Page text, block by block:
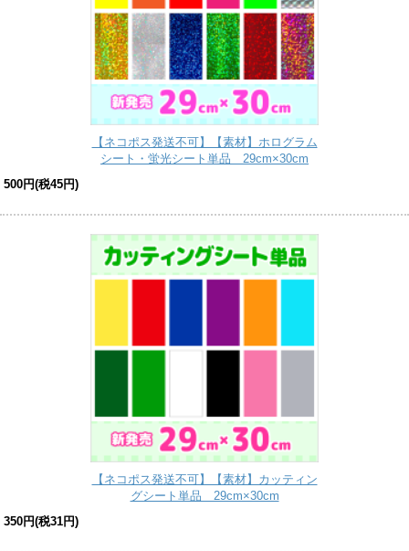
【ネコポス発送不可】【素材】ホログラム
シート・蛍光シート単品 29cm×30cm
500円(税45円)
【ネコポス発送不可】【素材】カッティン
グシート単品 29cm×30cm
350円(税31円)